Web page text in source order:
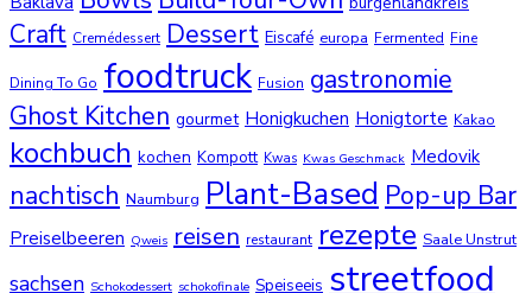
Craft Cremédessert Dessert Eiscafé europa Fermented Fine
Dining To Go foodtruck Fusion gastronomie
Ghost Kitchen gourmet Honigkuchen Honigtorte Kakao
kochbuch kochen Kompott Kwas Kwas Geschmack Medovik
nachtisch Naumburg Plant-Based Pop-up Bar
Preiselbeeren Qweis reisen restaurant rezepte Saale Unstrut
sachsen Schokodessert schokofinale Speiseeis streetfood